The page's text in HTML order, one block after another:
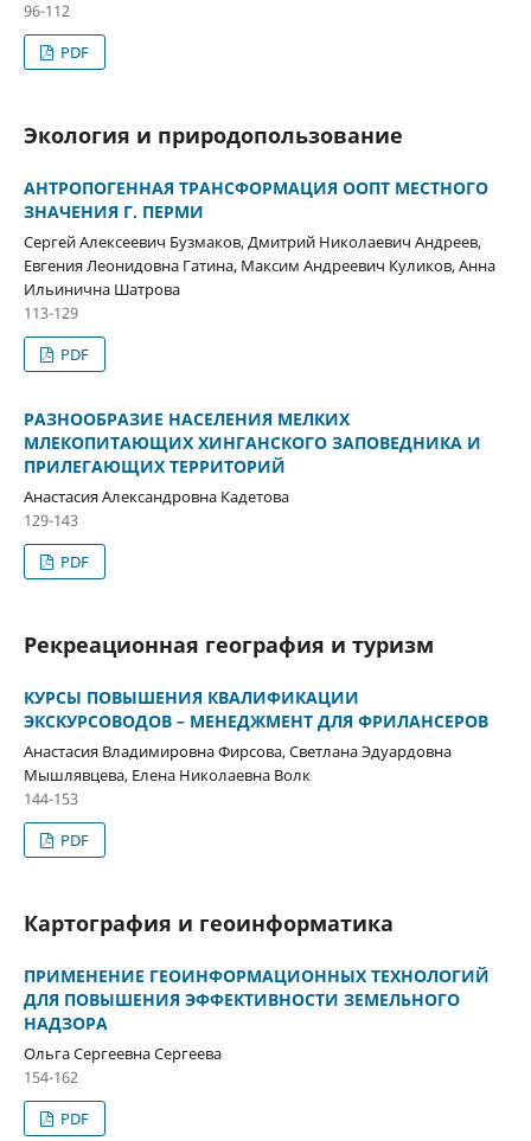
96-112
PDF
Экология и природопользование
АНТРОПОГЕННАЯ ТРАНСФОРМАЦИЯ ООПТ МЕСТНОГО
ЗНАЧЕНИЯ Г. ПЕРМИ
Сергей Алексеевич Бузмаков, Дмитрий Николаевич Андреев,
Евгения Леонидовна Гатина, Максим Андреевич Куликов, Анна
Ильинична Шатрова
113-129
PDF
РАЗНООБРАЗИЕ НАСЕЛЕНИЯ МЕЛКИХ
МЛЕКОПИТАЮЩИХ ХИНГАНСКОГО ЗАПОВЕДНИКА И
ПРИЛЕГАЮЩИХ ТЕРРИТОРИЙ
Анастасия Александровна Кадетова
129-143
PDF
Рекреационная география и туризм
КУРСЫ ПОВЫШЕНИЯ КВАЛИФИКАЦИИ
ЭКСКУРСОВОДОВ – МЕНЕДЖМЕНТ ДЛЯ ФРИЛАНСЕРОВ
Анастасия Владимировна Фирсова, Светлана Эдуардовна
Мышлявцева, Елена Николаевна Волк
144-153
PDF
Картография и геоинформатика
ПРИМЕНЕНИЕ ГЕОИНФОРМАЦИОННЫХ ТЕХНОЛОГИЙ
ДЛЯ ПОВЫШЕНИЯ ЭФФЕКТИВНОСТИ ЗЕМЕЛЬНОГО
НАДЗОРА
Ольга Сергеевна Сергеева
154-162
PDF